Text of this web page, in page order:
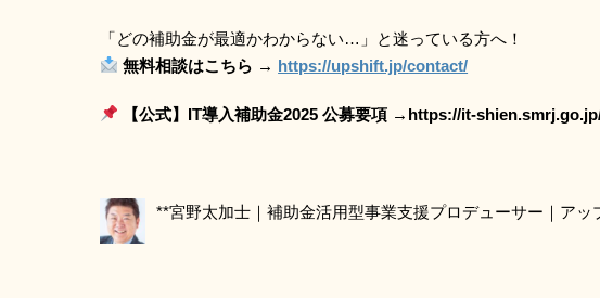
「どの補助金が最適かわからない…」と迷っている方へ！
無料相談はこちら → https://upshift.jp/contact/
【公式】IT導入補助金2025 公募要項 →https://it-
**宮野太加士｜補助金活用型事業支援プロデューサー｜アッ